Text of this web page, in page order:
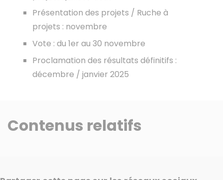
Présentation des projets / Ruche à
projets : novembre
Vote : du 1er au 30 novembre
Proclamation des résultats définitifs :
décembre / janvier 2025
Contenus relatifs